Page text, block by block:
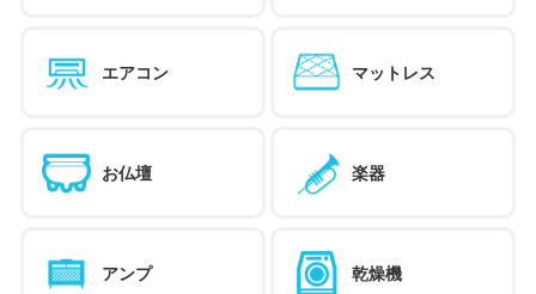
エアコン マットレス
お仏壇 楽器
アンプ 乾燥機